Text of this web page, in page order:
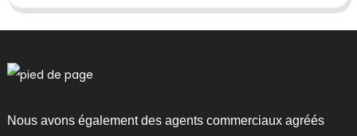
Nous avons également des agents commerciaux agréés